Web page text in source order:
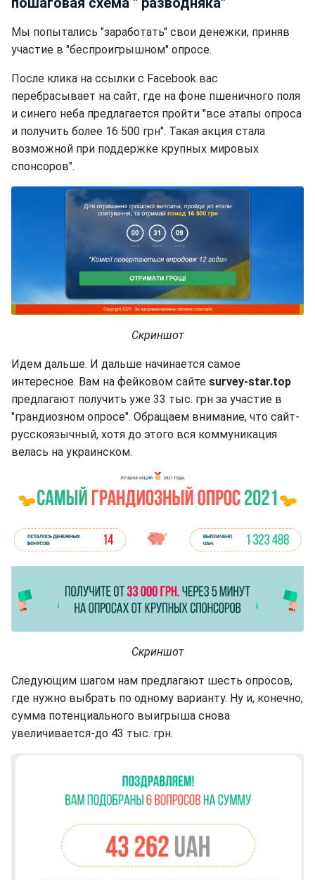
Мы попытались "заработать" свои денежки, приняв
участие в "беспроигрышном" опросе.
После клика на ссылки с Facebook вас
перебрасывает на сайт, где на фоне пшеничного поля
и синего неба предлагается пройти "все этапы опроса
и получить более 16 500 грн". Такая акция стала
возможной при поддержке крупных мировых
спонсоров".
Скриншот
Идем дальше. И дальше начинается самое
интересное. Вам на фейковом сайте survey-star.top
предлагают получить уже 33 тыс. грн за участие в
"грандиозном опросе". Обращаем внимание, что сайт-
русскоязычный, хотя до этого вся коммуникация
велась на украинском.
Скриншот
Следующим шагом нам предлагают шесть опросов,
где нужно выбрать по одному варианту. Ну и, конечно,
сумма потенциального выигрыша снова
увеличивается-до 43 тыс. грн.